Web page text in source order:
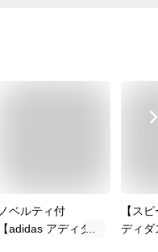
ノベルティ付
【adidas アディダ
【ス
ディダ